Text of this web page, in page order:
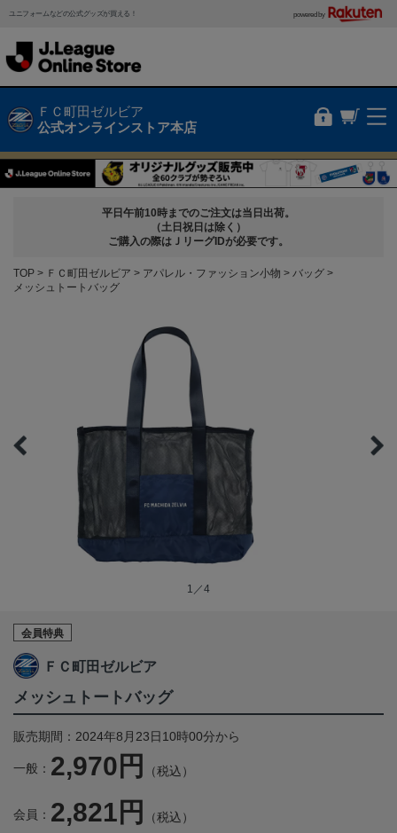
ユニフォームなどの公式グッズが買える！ powered by
ＦＣ町田ゼルビア
公式オンラインストア本店
平日午前10時までのご注文は当日出荷。
（土日祝日は除く）
ご購入の際はＪリーグIDが必要です。
TOP ＦＣ町田ゼルビア アパレル・ファッション小物
バッグ
メッシュトートバッグ
1／4
会員特典
ＦＣ町田ゼルビア
メッシュトートバッグ
販売期間：2024年8月23日10時00分から
一般： 2,970円 （税込）
会員： 2,821円 （税込）